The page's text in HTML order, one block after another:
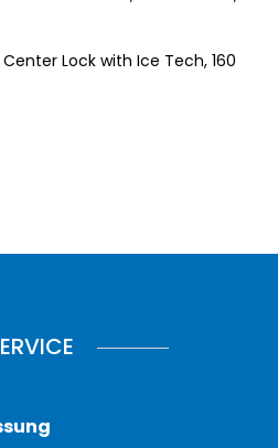
Lock with Ice Tech, 160